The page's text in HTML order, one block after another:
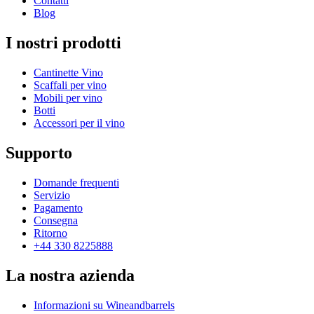
Blog
I nostri prodotti
Cantinette Vino
Scaffali per vino
Mobili per vino
Botti
Accessori per il vino
Supporto
Domande frequenti
Servizio
Pagamento
Consegna
Ritorno
+44 330 8225888
La nostra azienda
Informazioni su Wineandbarrels